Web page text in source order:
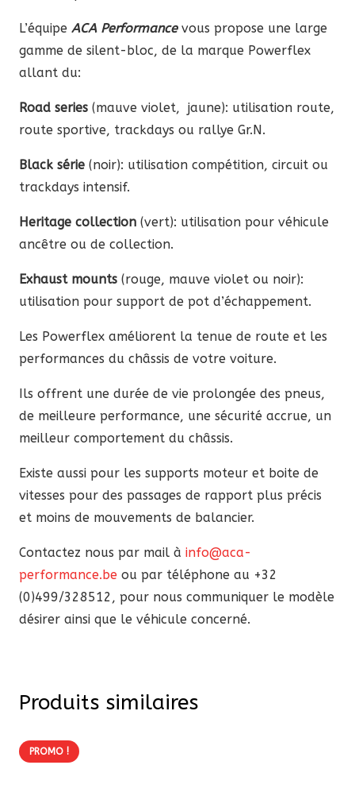
L’équipe ACA Performancevous propose une large
gamme de silent-bloc, de la marque Powerflex
allant du:
Road series (mauve violet, jaune): utilisation route,
route sportive, trackdays ou rallye Gr.N.
Black série (noir): utilisation compétition, circuit ou
trackdays intensif.
Heritage collection (vert): utilisation pour véhicule
ancêtre ou de collection.
Exhaust mounts (rouge, mauve violet ou noir):
utilisation pour support de pot d’échappement.
Les Powerflex améliorent la tenue de route et les
performances du châssis de votre voiture.
Ils offrent une durée de vie prolongée des pneus,
de meilleure performance, une sécurité accrue, un
meilleur comportement du châssis.
Existe aussi pour les supports moteur et boite de
vitesses pour des passages de rapport plus précis
et moins de mouvements de balancier.
Contactez nous par mail à info@aca-
performance.be ou par téléphone au +32
(0)499/328512, pour nous communiquer le modèle
désirer ainsi que le véhicule concerné.
Produits similaires
PROMO !